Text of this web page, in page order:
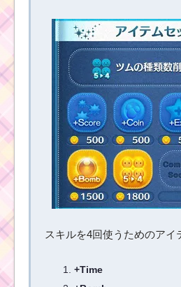
ミッ
計10
をク
初心
個の
コツ
1プ
を作
スキルを4回使うためのアイ
+Time